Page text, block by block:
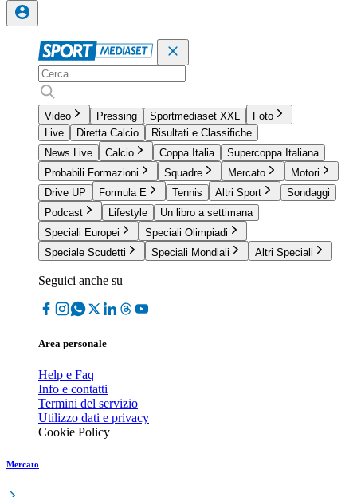
Video Pressing Sportmediaset XXL
Foto
Live
Diretta Calcio
Risultati e Classifiche
News Live
Calcio Coppa Italia
Supercoppa Italiana
Probabili Formazioni
Squadre Mercato
Motori
Drive UP
Formula E Tennis Altri Sport
Sondaggi
Podcast
Lifestyle
Un libro a settimana
Speciali Europei
Speciali Olimpiadi
Speciale Scudetti
Speciali Mondiali Altri Speciali
Seguici anche su
Area personale
Help e Faq
Info e contatti
Termini del servizio
Utilizzo dati e privacy
Cookie Policy
Mercato